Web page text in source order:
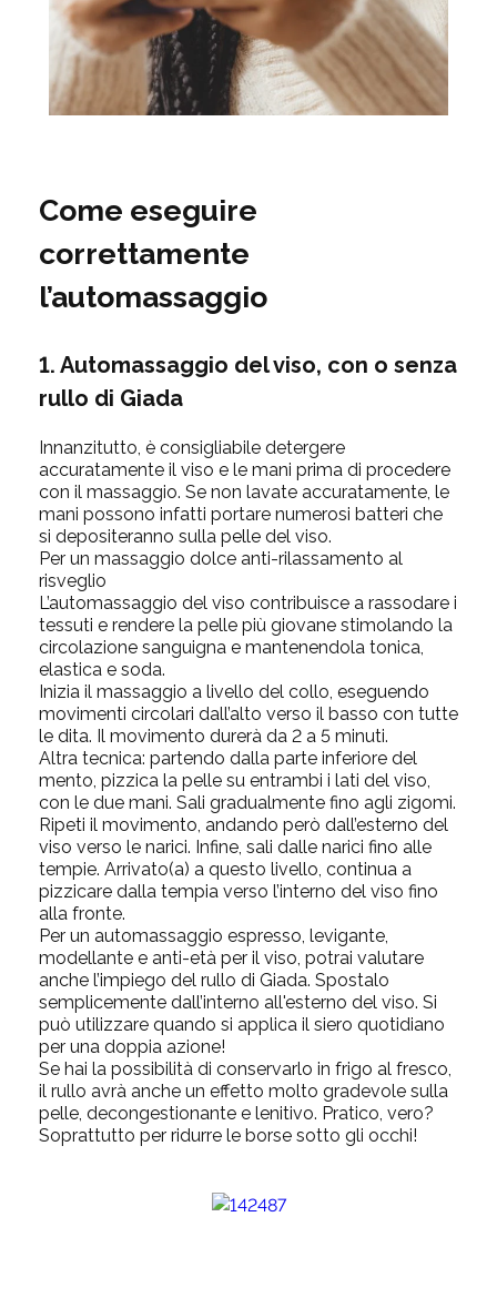
Come eseguire
correttamente
l’automassaggio
1. Automassaggio del viso, con o senza
rullo di Giada
Innanzitutto, è consigliabile detergere
accuratamente il viso e le mani prima di procedere
con il massaggio. Se non lavate accuratamente, le
mani possono infatti portare numerosi batteri che
si depositeranno sulla pelle del viso.
Per un massaggio dolce anti-rilassamento al
risveglio
L’automassaggio del viso contribuisce a rassodare i
tessuti e rendere la pelle più giovane stimolando la
circolazione sanguigna e mantenendola tonica,
elastica e soda.
Inizia il massaggio a livello del collo, eseguendo
movimenti circolari dall’alto verso il basso con tutte
le dita. Il movimento durerà da 2 a 5 minuti.
Altra tecnica: partendo dalla parte inferiore del
mento, pizzica la pelle su entrambi i lati del viso,
con le due mani. Sali gradualmente fino agli zigomi.
Ripeti il movimento, andando però dall’esterno del
viso verso le narici. Infine, sali dalle narici fino alle
tempie. Arrivato(a) a questo livello, continua a
pizzicare dalla tempia verso l’interno del viso fino
alla fronte.
Per un automassaggio espresso, levigante,
modellante e anti-età per il viso, potrai valutare
anche l’impiego del rullo di Giada. Spostalo
semplicemente dall’interno all'esterno del viso. Si
può utilizzare quando si applica il siero quotidiano
per una doppia azione!
Se hai la possibilità di conservarlo in frigo al fresco,
il rullo avrà anche un effetto molto gradevole sulla
pelle, decongestionante e lenitivo. Pratico, vero?
Soprattutto per ridurre le borse sotto gli occhi!